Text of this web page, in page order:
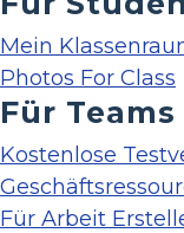
Mein
Photos For Class
Für Teams
Kostenlose
Für Arbeit